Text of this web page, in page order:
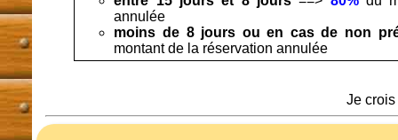
annulée
moins de 8 jours ou en cas de non
montant de la réservation annulée
Je